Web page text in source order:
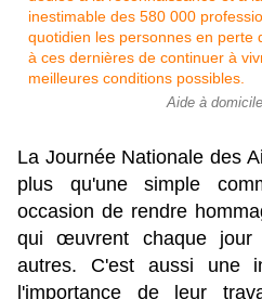
Aide à
La Journée Nationale des
plus qu'une simple
occasion de rendre
qui œuvrent chaque
autres. C'est aussi une
l'importance de leur